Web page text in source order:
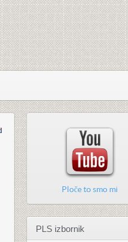
Ploče to smo mi
PLS izbornik